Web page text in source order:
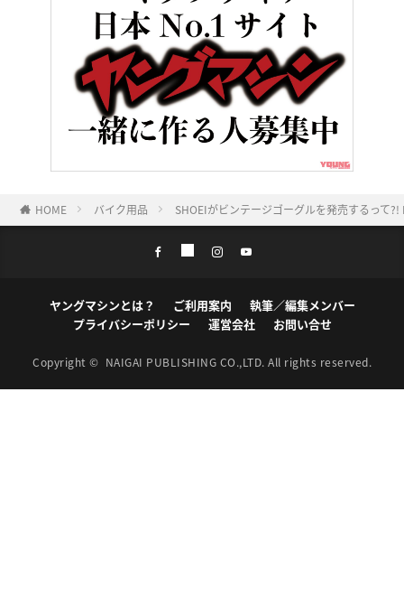
HOME バイク用品 SHOEIがビンテージゴーグルを発売するって
ヤングマシンとは？ ご利用案内
執筆／編集メンバー
プライバシーポリシー
運営会社 お問い合せ
Copyright © NAIGAI PUBLISHING CO.,LTD. All rights reserved.